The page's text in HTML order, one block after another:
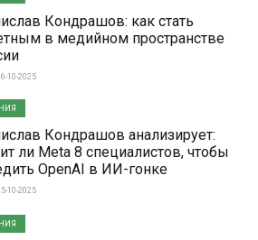
Кондрашов: как стать
в медийном пространстве
10-2025
Кондрашов анализирует:
ли Meta 8 специалистов, чтобы
OpenAI в ИИ-гонке
10-2025